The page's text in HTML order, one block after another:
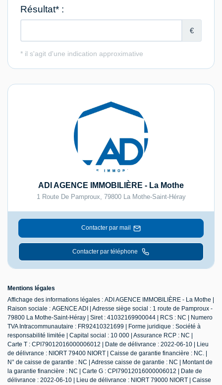
ADI AGENCE IMMOBILIÈRE - La Mothe
1 Route De Pamproux, 79800 La Mothe-Saint-Héray
Contacter par mail
Contacter par téléphone
Mentions légales
Affichage des informations légales : ADI AGENCE IMMOBILIÈRE - La Mothe |
Raison sociale : AGENCE ADI | Adresse siège social : 1 route de Pamproux -
79800 La Mothe-Saint-Héray | Siret : 41032169900044 | RCS : NC | Numero
TVA Intracommunautaire : FR92410321699 | Forme juridique : Société à
responsabilité limitée | Capital social : 10 000 | Assurance RCP : NC |
Carte T : CPI79012016000006012 | Date de délivrance : 2022-06-10 | Lieu
de délivrance : NIORT 79400 NIORT | Caisse de garantie financière : NC. |
N° de caisse de garantie : NC | Adresse caisse de garantie : NC | Montant de
la garantie financière : NC | Carte G : CPI79012016000006012 | Date de
délivrance : 2022-06-10 | Lieu de délivrance : NIORT 79000 NIORT | Caisse